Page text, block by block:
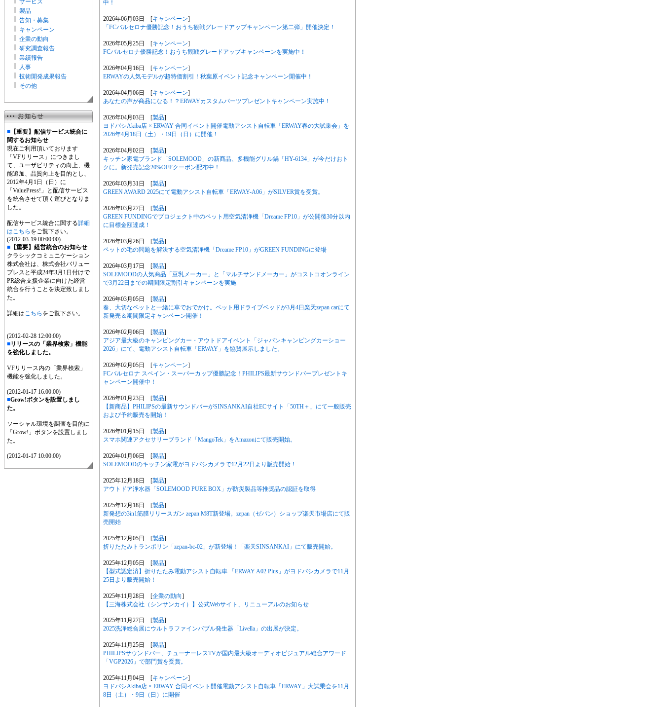
サービス
製品
告知・募集
キャンペーン
企業の動向
研究調査報告
業績報告
人事
技術開発成果報告
その他
■ 【重要】配信サービス統合に
関するお知らせ
現在ご利用頂いております
「VFリリース」につきまし
て、ユーザビリティの向上、機
能追加、品質向上を目的とし、
2012年4月1日（日）に
「ValuePress!」と配信サービス
を統合させて頂く運びとなりま
した。
配信サービス統合に関する詳細
はこちら をご覧下さい。
(2012-03-19 00:00:00)
■ 【重要】経営統合のお知らせ
クラシックコミュニケーション
株式会社は、株式会社バリュー
プレスと平成24年3月1日付けで
PR総合支援企業に向けた経営
統合を行うことを決定致しまし
た。
詳細はこちら をご覧下さい。
(2012-02-28 12:00:00)
■リリースの「業界検索」機能
を強化しました。
VFリリース内の「業界検索」
機能を強化しました。
(2012-01-17 16:00:00)
■Grow!ボタンを設置しまし
た。
ソーシャル環境を調査を目的に
「Grow!」ボタンを設置しまし
た。
(2012-01-17 10:00:00)
中！
2026年06月03日 [キャンペーン]
「FCバルセロナ優勝記念！おうち観戦グレードアップキャンペーン第二弾」開催決定！
2026年05月25日 [キャンペーン]
FCバルセロナ優勝記念！おうち観戦グレードアップキャンペーンを実施中！
2026年04月16日 [キャンペーン]
ERWAYの人気モデルが超特価割引！秋葉原イベント記念キャンペーン開催中！
2026年04月06日 [キャンペーン]
あなたの声が商品になる！？ERWAYカスタムパーツプレゼントキャンペーン実施中！
2026年04月03日 [製品]
ヨドバシAkiba店 × ERWAY 合同イベント開催電動アシスト自転車「ERWAY春の大試乗会」を
2026年4月18日（土）・19日（日）に開催！
2026年04月02日 [製品]
キッチン家電ブランド「SOLEMOOD」の新商品、多機能グリル鍋「HY-6134」が今だけおト
クに。新発売記念20%OFFクーポン配布中！
2026年03月31日 [製品]
GREEN AWARD 2025にて電動アシスト自転車「ERWAY-A06」がSILVER賞を受賞。
2026年03月27日 [製品]
GREEN FUNDINGでプロジェクト中のペット用空気清浄機「Dreame FP10」が公開後30分以内
に目標金額達成！
2026年03月26日 [製品]
ペットの毛の問題を解決する空気清浄機「Dreame FP10」がGREEN FUNDINGに登場
2026年03月17日 [製品]
SOLEMOODの人気商品「豆乳メーカー」と「マルチサンドメーカー」がコストコオンライン
で3月22日までの期間限定割引キャンペーンを実施
2026年03月05日 [製品]
春、大切なペットと一緒に車でおでかけ。ペット用ドライブベッドが3月4日楽天zepan carにて
新発売＆期間限定キャンペーン開催！
2026年02月06日 [製品]
アジア最大級のキャンピングカー・アウトドアイベント「ジャパンキャンピングカーショー
2026」にて、電動アシスト自転車「ERWAY」を協賛展示しました。
2026年02月05日 [キャンペーン]
FCバルセロナ スペイン・スーパーカップ優勝記念！PHILIPS最新サウンドバープレゼントキ
ャンペーン開催中！
2026年01月23日 [製品]
【新商品】PHILIPSの最新サウンドバーがSINSANKAI自社ECサイト「50TH＋」にて一般販売
および予約販売を開始！
2026年01月15日 [製品]
スマホ関連アクセサリーブランド「MangoTek」をAmazonにて販売開始。
2026年01月06日 [製品]
SOLEMOODのキッチン家電がヨドバシカメラで12月22日より販売開始！
2025年12月18日 [製品]
アウトドア浄水器「SOLEMOOD PURE BOX」が防災製品等推奨品の認証を取得
2025年12月18日 [製品]
新発想の3in1筋膜リリースガン zepan M8T新登場。zepan（ゼパン）ショップ楽天市場店にて販
売開始
2025年12月05日 [製品]
折りたたみトランポリン「zepan-bc-02」が新登場！「楽天SINSANKAI」にて販売開始。
2025年12月05日 [製品]
【型式認定済】折りたたみ電動アシスト自転車 「ERWAY A02 Plus」がヨドバシカメラで11月
25日より販売開始！
2025年11月28日 [企業の動向]
【三海株式会社（シンサンカイ）】公式Webサイト、リニューアルのお知らせ
2025年11月27日 [製品]
2025洗浄総合展にウルトラファインバブル発生器「Livella」の出展が決定。
2025年11月25日 [製品]
PHILIPSサウンドバー、チューナーレスTVが国内最大級オーディオビジュアル総合アワード
「VGP2026」で部門賞を受賞。
2025年11月04日 [キャンペーン]
ヨドバシAkiba店 × ERWAY 合同イベント開催電動アシスト自転車「ERWAY」大試乗会を11月
8日（土）・9日（日）に開催